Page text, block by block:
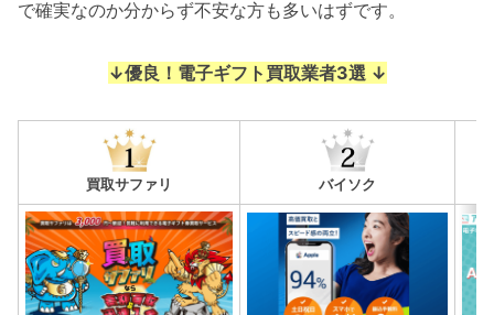
で確実なのか分からず不安な方も多いはずです。
↓優良！電子ギフト買取業者3選 ↓
買取サファリ バイソク